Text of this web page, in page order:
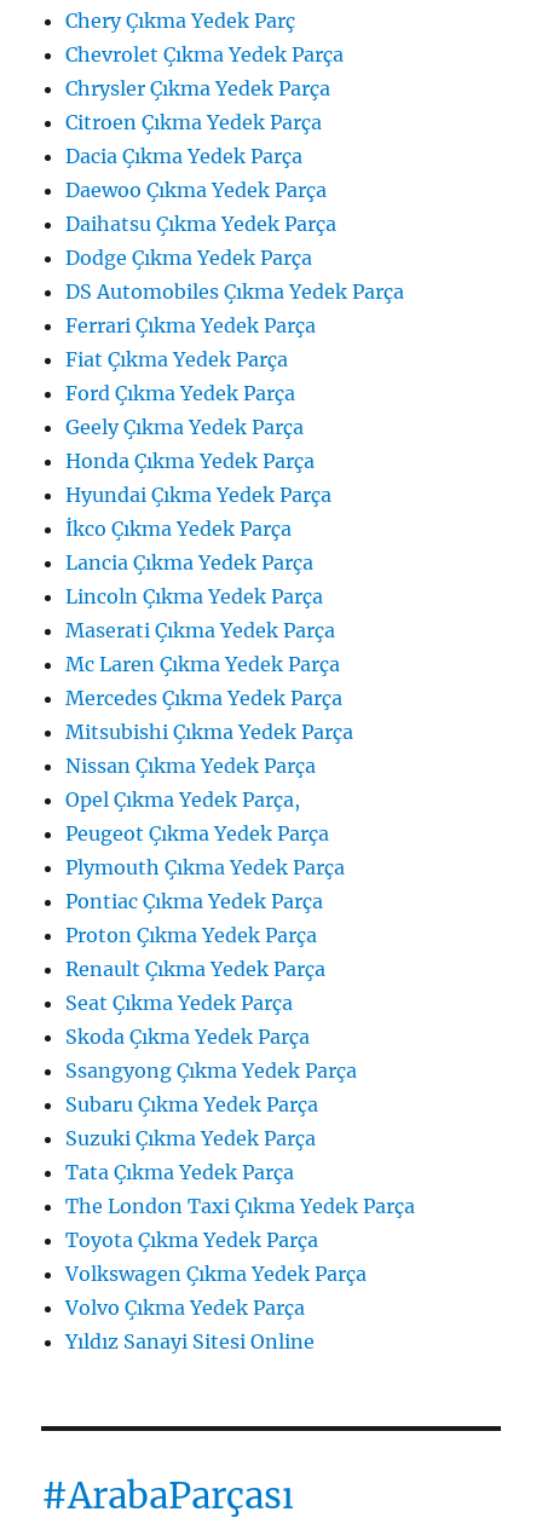
Chery Çıkma Yedek Parç
Chevrolet Çıkma Yedek Parça
Chrysler Çıkma Yedek Parça
Citroen Çıkma Yedek Parça
Dacia Çıkma Yedek Parça
Daewoo Çıkma Yedek Parça
Daihatsu Çıkma Yedek Parça
Dodge Çıkma Yedek Parça
DS Automobiles Çıkma Yedek Parça
Ferrari Çıkma Yedek Parça
Fiat Çıkma Yedek Parça
Ford Çıkma Yedek Parça
Geely Çıkma Yedek Parça
Honda Çıkma Yedek Parça
Hyundai Çıkma Yedek Parça
İkco Çıkma Yedek Parça
Lancia Çıkma Yedek Parça
Lincoln Çıkma Yedek Parça
Maserati Çıkma Yedek Parça
Mc Laren Çıkma Yedek Parça
Mercedes Çıkma Yedek Parça
Mitsubishi Çıkma Yedek Parça
Nissan Çıkma Yedek Parça
Opel Çıkma Yedek Parça,
Peugeot Çıkma Yedek Parça
Plymouth Çıkma Yedek Parça
Pontiac Çıkma Yedek Parça
Proton Çıkma Yedek Parça
Renault Çıkma Yedek Parça
Seat Çıkma Yedek Parça
Skoda Çıkma Yedek Parça
Ssangyong Çıkma Yedek Parça
Subaru Çıkma Yedek Parça
Suzuki Çıkma Yedek Parça
Tata Çıkma Yedek Parça
The London Taxi Çıkma Yedek Parça
Toyota Çıkma Yedek Parça
Volkswagen Çıkma Yedek Parça
Volvo Çıkma Yedek Parça
Yıldız Sanayi Sitesi Online
#ArabaParçası